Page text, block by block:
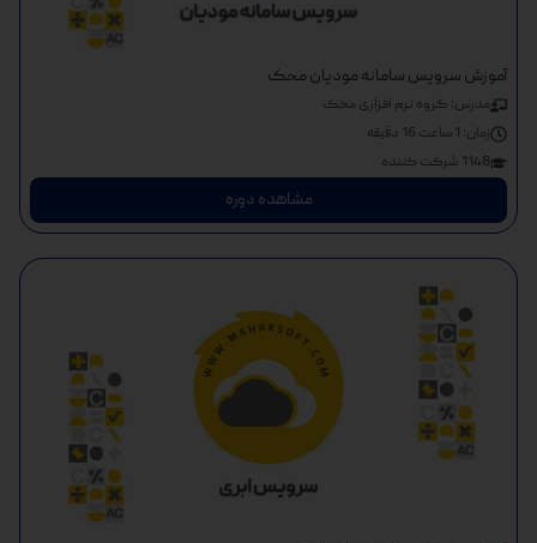
آموزش سرویس سامانه مودیان محک
مدرس: گروه نرم افزاری محک
زمان: 1 ساعت 16 دقیقه
1148 شرکت کننده
مشاهده دوره